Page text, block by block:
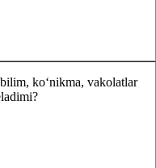
koʻnikma, vakolatlar